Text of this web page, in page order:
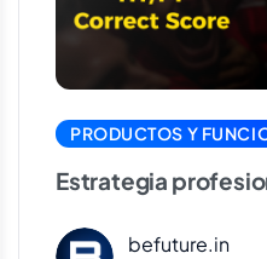
PRODUCTOS Y
Estrategia
befuture.in